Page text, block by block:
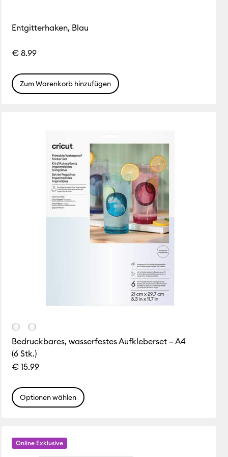
Entgitterhaken, Blau
€ 8.99
Zum Warenkorb hinzufügen
Bedruckbares, wasserfestes Aufkleberset – A4
(6 Stk.)
€ 15.99
Optionen wählen
Online Exklusive